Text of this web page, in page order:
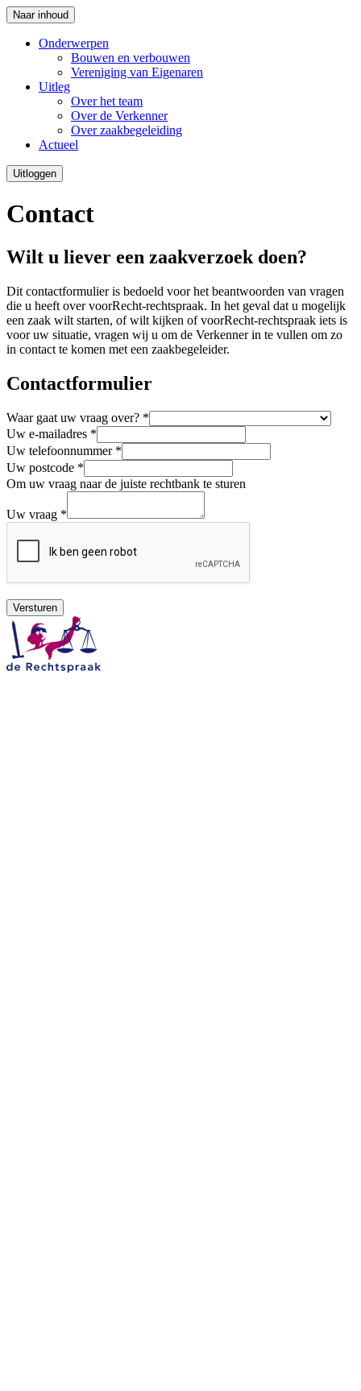
Naar inhoud
Onderwerpen
Bouwen en verbouwen
Vereniging van Eigenaren
Uitleg
Over het team
Over de Verkenner
Over zaakbegeleiding
Actueel
Uitloggen
Contact
Wilt u liever een zaakverzoek doen?
Dit contactformulier is bedoeld voor het beantwoorden van vragen
die u heeft over voorRecht-rechtspraak. In het geval dat u mogelijk
een zaak wilt starten, of wilt kijken of voorRecht-rechtspraak iets is
voor uw situatie, vragen wij u om de Verkenner in te vullen om zo
in contact te komen met een zaakbegeleider.
Contactformulier
Waar gaat uw vraag over? *
Uw e-mailadres *
Uw telefoonnummer *
Uw postcode *
Om uw vraag naar de juiste rechtbank te sturen
Uw vraag *
Versturen